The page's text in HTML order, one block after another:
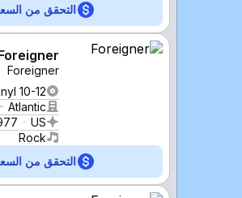
التحقق من
Foreigner
10-12''
Atlantic
US
Rock
التحقق من